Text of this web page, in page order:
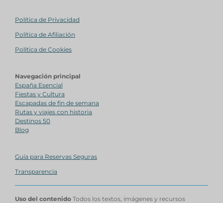
Política de Privacidad
Política de Afiliación
Política de Cookies
Navegación principal
España Esencial
Fiestas y Cultura
Escapadas de fin de semana
Rutas y viajes con historia
Destinos 50
Blog
Guía para Reservas Seguras
Transparencia
Uso del contenido Todos los textos, imágenes y recursos